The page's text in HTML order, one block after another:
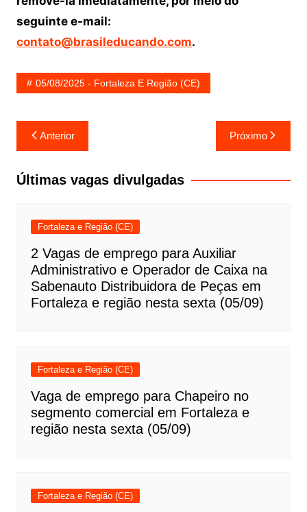
seguinte e-mail:
contato@brasileducando.com.
05/08/2025 - Fortaleza E Região (CE)
Navegação
de
Post
Anterior Próximo
Últimas vagas divulgadas
Fortaleza e Região (CE)
2 Vagas de emprego para Auxiliar
Administrativo e Operador de Caixa na
Sabenauto Distribuidora de Peças em
Fortaleza e região nesta sexta (05/09)
Fortaleza e Região (CE)
Vaga de emprego para Chapeiro no
segmento comercial em Fortaleza e
região nesta sexta (05/09)
Fortaleza e Região (CE)